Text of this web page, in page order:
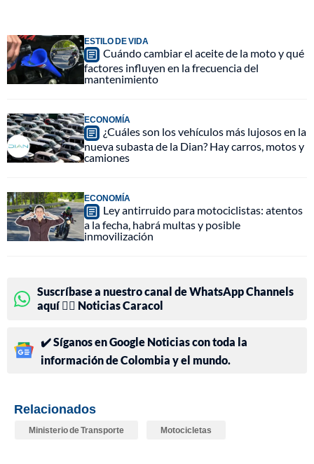
ESTILO DE VIDA
Cuándo cambiar el aceite de la moto y qué
factores influyen en la frecuencia del
mantenimiento
ECONOMÍA
¿Cuáles son los vehículos más lujosos en la
nueva subasta de la Dian? Hay carros, motos y
camiones
ECONOMÍA
Ley antirruido para motociclistas: atentos
a la fecha, habrá multas y posible
inmovilización
Suscríbase a nuestro canal de WhatsApp Channels
aquí 👉🏻 Noticias Caracol
✔️ Síganos en Google Noticias con toda la
información de Colombia y el mundo.
Relacionados
Ministerio de Transporte Motocicletas